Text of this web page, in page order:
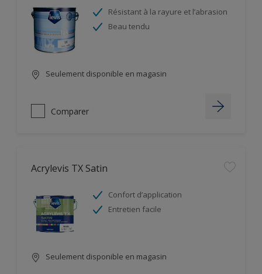
Résistant à la rayure et l’abrasion
Beau tendu
Seulement disponible en magasin
Comparer
Acrylevis TX Satin
Confort d’application
Entretien facile
Seulement disponible en magasin